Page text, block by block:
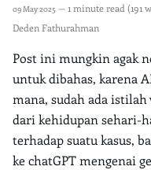
09 May 2025 — 1 minute read (191
Deden Fathurahman
Post ini mungkin agak
untuk dibahas, karena
mana, sudah ada
dari kehidupan sehari-
terhadap suatu kasus,
ke chatGPT mengenai